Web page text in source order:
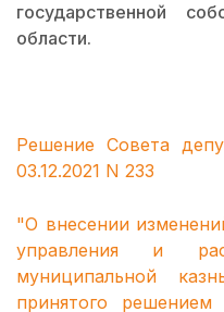
государственной
области.
Решение Совета
03.12.2021 N 233
"О внесении
управления и
муниципальной
принятого решением